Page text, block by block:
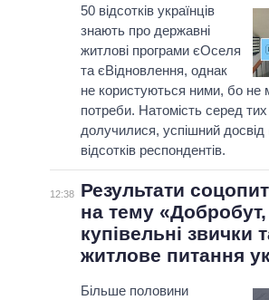
50 відсотків українців
знають про державні
житлові програми єОселя
та єВідновлення, однак
не користуються ними, бо не
потреби. Натомість серед
долучилися, успішний
відсотків респондентів.
12:38
Результати
на тeму «Добробут,
купівельні звички
житлове питання
Більше половини